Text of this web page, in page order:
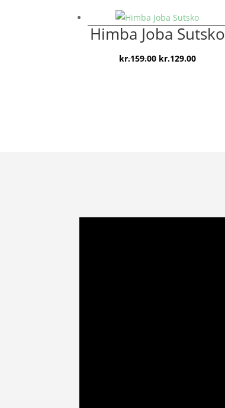
var:
kr.149.00.
er:
kr.79.00.
Himba Joba Sutsko
kr.159.00 Den
kr.129.00Den